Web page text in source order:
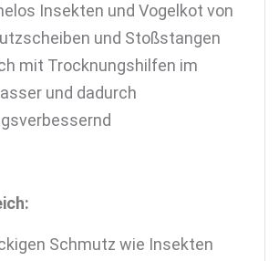
Insekten und Vogelkot von
und Stoßstangen
mit Trocknungshilfen im
und dadurch
Schmutz wie Insekten